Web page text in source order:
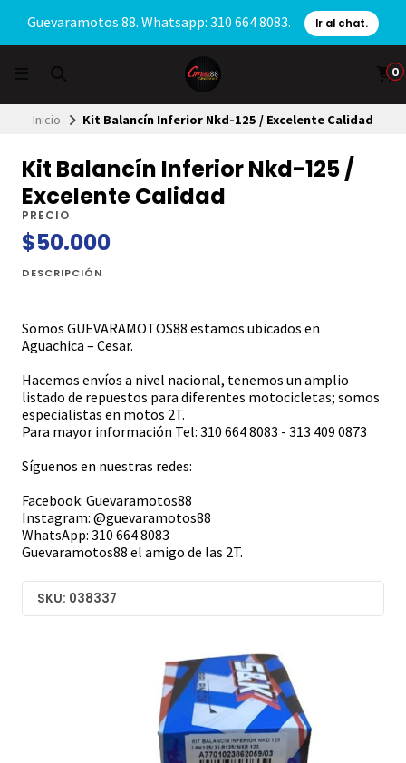
Guevaramotos 88. Whatsapp: 310 664 8083. Ir al chat.
0
Inicio Kit Balancín Inferior Nkd-125 / Excelente Calidad
Kit Balancín Inferior Nkd-125 /
Excelente Calidad
PRECIO
$50.000
DESCRIPCIÓN
Somos GUEVARAMOTOS88 estamos ubicados en
Aguachica – Cesar.
Hacemos envíos a nivel nacional, tenemos un amplio
listado de repuestos para diferentes motocicletas; somos
especialistas en motos 2T.
Para mayor información Tel: 310 664 8083 - 313 409 0873
Síguenos en nuestras redes:
Facebook: Guevaramotos88
Instagram: @guevaramotos88
WhatsApp: 310 664 8083
Guevaramotos88 el amigo de las 2T.
SKU: 038337